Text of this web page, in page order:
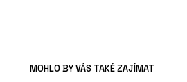
MOHLO BY VÁS TAKÉ ZAJÍMAT